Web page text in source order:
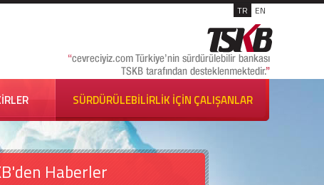
TR EN
SÜRDÜRÜLEBİLİRLİK İÇİN ÇALIŞANLAR
Haberler